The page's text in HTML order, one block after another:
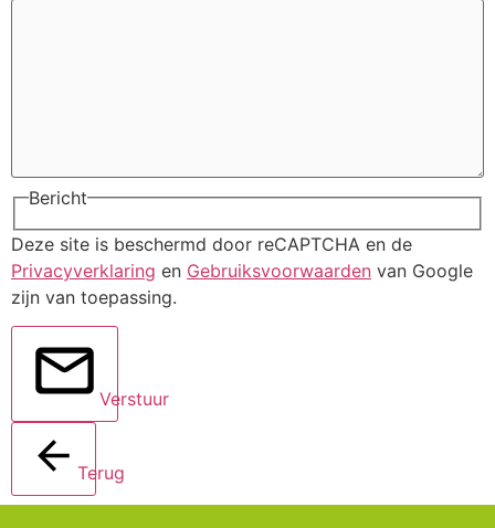
Bericht
Deze site is beschermd door reCAPTCHA en de
Privacyverklaring en Gebruiksvoorwaarden van Google
zijn van toepassing.
Verstuur
Terug